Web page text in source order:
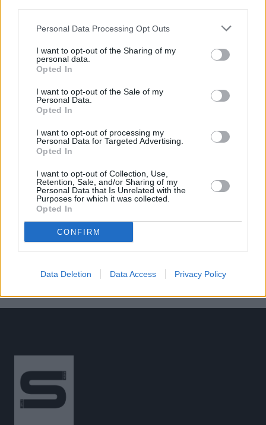
Personal Data Processing Opt Outs
I want to opt-out of the Sharing of my
personal data.
Opted In
I want to opt-out of the Sale of my
Personal Data.
Opted In
I want to opt-out of processing my
Personal Data for Targeted Advertising.
Opted In
I want to opt-out of Collection, Use,
Retention, Sale, and/or Sharing of my
Personal Data that Is Unrelated with the
Purposes for which it was collected.
Opted In
CONFIRM
Data Deletion Data Access Privacy Policy
Το άρθρο δεν έχει ακόμα βαθμολογηθεί.
Βαθμολογήστε αυτό το άρθρο:
★
Θεσσαλονίκη: 3η νίκη για την
Δήμητρα Γναφάκη στα 400μ.
εμπόδια με 57.35